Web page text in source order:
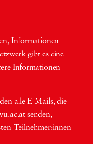
Infor­ma­tio­nen
gibt es eine
Infor­ma­tio­nen
alle E-Mails, die
sen­den,
Teil­neh­me­r:in­nen